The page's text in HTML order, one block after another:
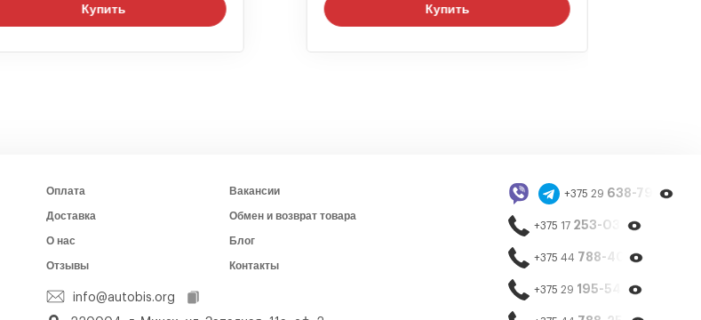
Купить Купить
Оплата
Доставка
О нас
Отзывы
Вакансии
Обмен и возврат товара
Блог
Контакты
info@autobis.org
+375 29 638-79-23
+375 17 253-03-26
+375 44 788-40-13
+375 29 195-54-65